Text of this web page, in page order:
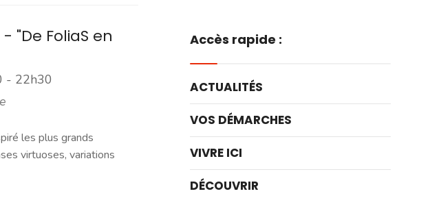
"De FoliaS en
- 22h30
les plus grands
virtuoses, variations
Accès rapide :
ACTUALITÉS
VOS DÉMARCHES
VIVRE ICI
DÉCOUVRIR